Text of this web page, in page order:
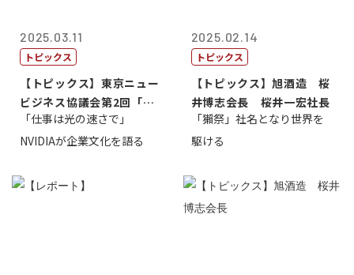
2025.03.11
トピックス
【トピックス】東京ニュー
ビジネス協議会第2回「起
業から成功へ...
「仕事は光の速さで」
NVIDIAが企業文化を語る
2025.02.14
トピックス
【トピックス】旭酒造 桜
井博志会長 桜井一宏社長
「獺祭」社名となり世界を
駆ける